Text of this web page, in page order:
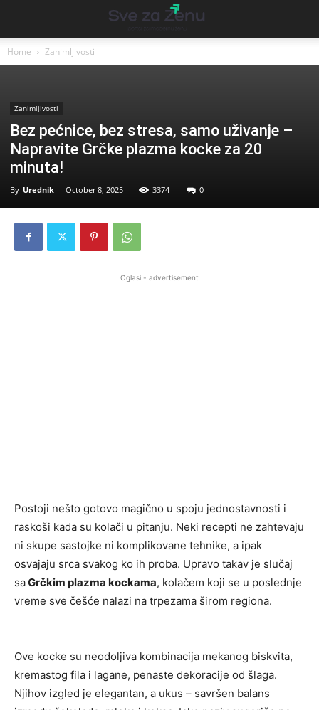
Home Zanimljivosti
Zanimljivosti
Bez pećnice, bez stresa, samo uživanje –
Napravite Grčke plazma kocke za 20
minuta!
By Urednik - October 8, 2025 3374 0
Oglasi - advertisement
Postoji nešto gotovo magično u spoju jednostavnosti i
raskoši kada su kolači u pitanju. Neki recepti ne zahtevaju
ni skupe sastojke ni komplikovane tehnike, a ipak
osvajaju srca svakog ko ih proba. Upravo takav je slučaj
saGrčkim plazma kockama, kolačem koji se u poslednje
vreme sve češće nalazi na trpezama širom regiona.
Ove kocke su neodoljiva kombinacija mekanog biskvita,
kremastog fila i lagane, penaste dekoracije od šlaga.
Njihov izgled je elegantan, a ukus – savršen balans